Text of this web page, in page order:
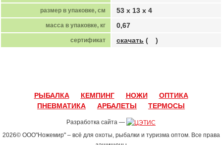
размер в упаковке, см 53 х 13 х 4
масса в упаковке, кг 0,67
сертификат скачать ( )
РЫБАЛКА КЕМПИНГ НОЖИ
ОПТИКА
ПНЕВМАТИКА
АРБАЛЕТЫ ТЕРМОСЫ
Разработка сайта —
2026© ООО"Ножемир" – всё для охоты, рыбалки и туризма оптом. Все права